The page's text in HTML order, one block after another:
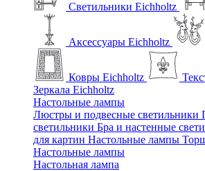
Светильники Eichholtz
Аксессуары Eichholtz
Ковры Eichholtz
Зеркала Eichholtz
Настольные лампы
Люстры и подвесные светильники
светильники Бра и настенные
для картин Настольные лампы
Настольные лампы
Настольная лампа